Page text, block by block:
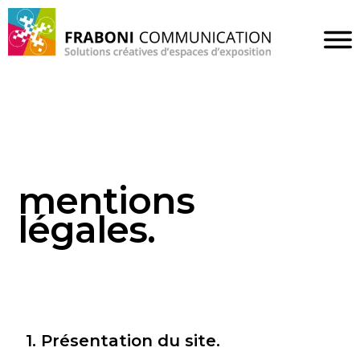
mentions
légales.
1. Présentation du site.